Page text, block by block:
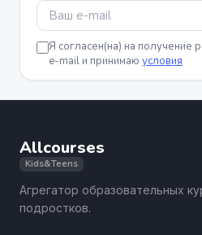
Я согласен(на) на получение
e-mail и принимаю условия
Allcourses
Kids&Teens
Агрегатор образовательных
подростков.